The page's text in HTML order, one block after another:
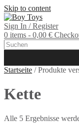
Skip to content
Sign In / Register
0 items - 0,00 €
Startseite / Produkte
Kette
Alle 5 Ergebnisse